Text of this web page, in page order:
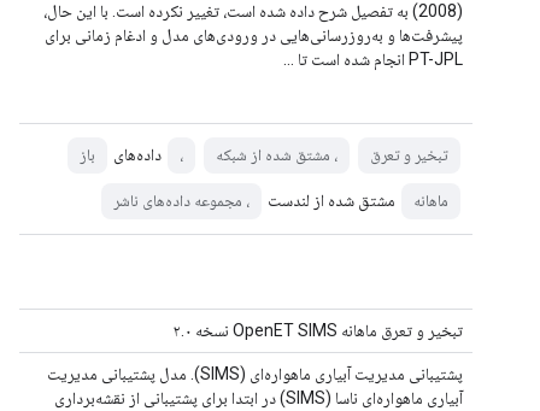
(2008) به تفصیل شرح داده شده است، تغییر نکرده است. با این حال،
پیشرفت‌ها و به‌روزرسانی‌هایی در ورودی‌های مدل و ادغام زمانی برای
PT-JPL انجام شده است تا ...
تبخیر و تعرق ، مشتق شده از شبکه ، داده‌های باز
ماهانه مشتق شده از لندست ، مجموعه داده‌های ناشر
تبخیر و تعرق ماهانه OpenET SIMS نسخه ۲.۰
پشتیبانی مدیریت آبیاری ماهواره‌ای (SIMS). مدل پشتیبانی مدیریت
آبیاری ماهواره‌ای ناسا (SIMS) در ابتدا برای پشتیبانی از نقشه‌برداری